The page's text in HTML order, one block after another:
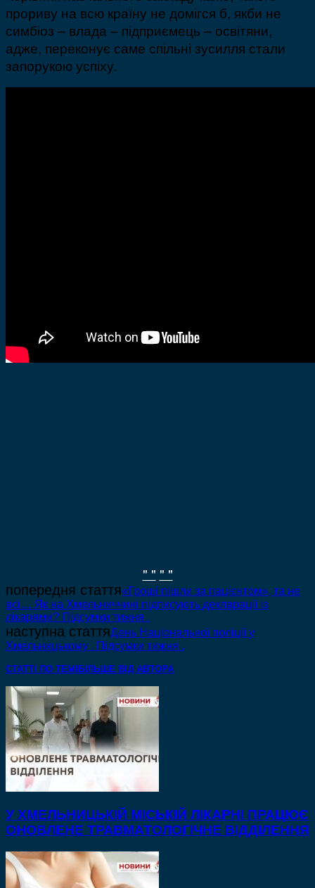
прориву на всю країну не домігся б, якби не
симбіоз – влада – підприємець – освітяни,
адже, переконує саме спільні зусилля стали
запорукою успіху.
" " " "
попередня стаття«Гроші пішли за пацієнтом», та не
всі… Як на Хмельниччині підписують декларації із
лікарями? Підсумки тижня .
наступна статтяДень Національної поліції у
Хмельницькому . Підсумки тижня .
СТАТТІ ПО ТЕМІ БІЛЬШЕ ВІД АВТОРА
У ХМЕЛЬНИЦЬКІЙ МІСЬКІЙ ЛІКАРНІ ПРАЦЮЄ
ОНОВЛЕНЕ ТРАВМАТОЛОГІЧНЕ ВІДДІЛЕННЯ